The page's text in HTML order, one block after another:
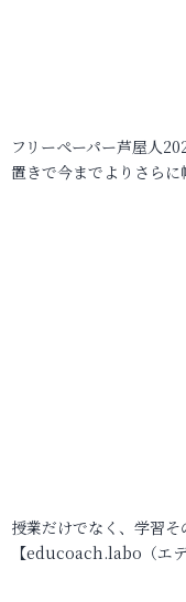
フリーペーパー芦屋人
置きで今までよりさら
授業だけでなく、学習
【educoach.labo（エ